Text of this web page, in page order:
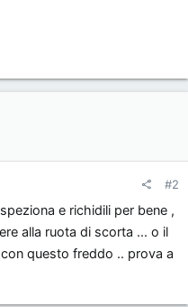
#2
e richidili per bene ,
alla ruota di scorta ... o il
questo freddo .. prova a